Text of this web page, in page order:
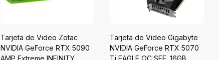
Tarjeta de Video Zotac
NVIDIA GeForce RTX 5090
AMP Extreme INFINITY,
Tarjeta de Video Gigabyte
NVIDIA GeForce RTX 5070
Ti EAGLE OC SFF, 16GB